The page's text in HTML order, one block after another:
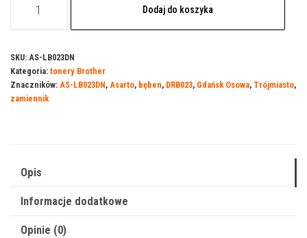
Bęben
do
Brother
D023N
12000
black
Dodaj do koszyka
SKU: AS-LB023DN
Kategoria: tonery Brother
Znaczników: AS-LB023DN, Asarto, bęben, DRB023, Gdańsk Osowa, Trójmiasto,
zamiennik
Opis
Informacje dodatkowe
Opinie (0)